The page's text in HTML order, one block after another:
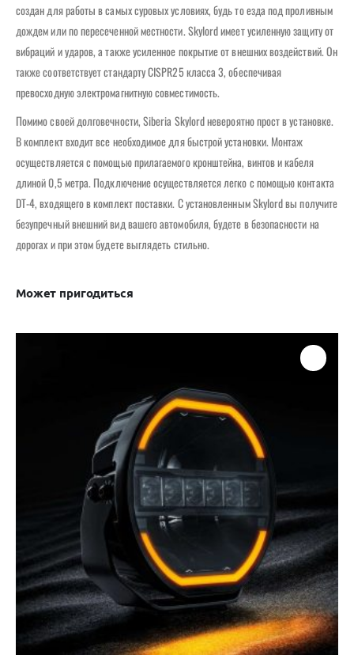
создан для работы в самых суровых условиях, будь то езда под проливным
дождем или по пересеченной местности. Skylord имеет усиленную защиту от
вибраций и ударов, а также усиленное покрытие от внешних воздействий. Он
также соответствует стандарту CISPR25 класса 3, обеспечивая
превосходную электромагнитную совместимость.
Помимо своей долговечности, Siberia Skylord невероятно прост в установке.
В комплект входит все необходимое для быстрой установки. Монтаж
осуществляется с помощью прилагаемого кронштейна, винтов и кабеля
длиной 0,5 метра. Подключение осуществляется легко с помощью контакта
DT-4, входящего в комплект поставки. С установленным Skylord вы получите
безупречный внешний вид вашего автомобиля, будете в безопасности на
дорогах и при этом будете выглядеть стильно.
Может пригодиться